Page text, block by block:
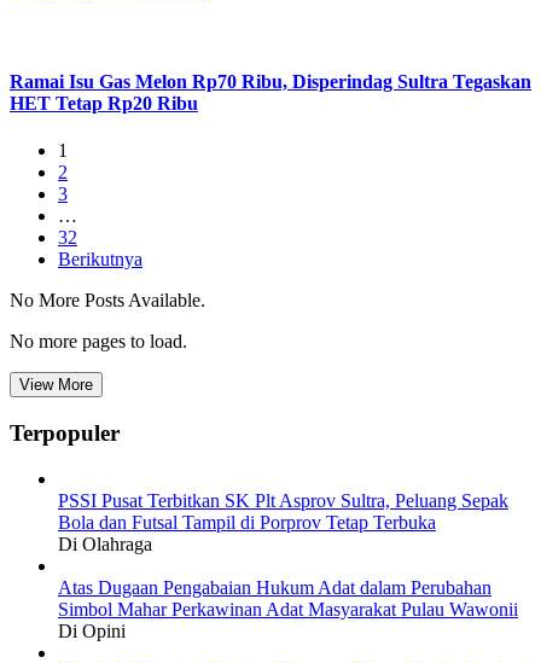
Ramai Isu Gas Melon Rp70 Ribu, Disperindag Sultra Tegaskan
HET Tetap Rp20 Ribu
1
2
3
…
32
Berikutnya
No More Posts Available.
No more pages to load.
View More
Terpopuler
PSSI Pusat Terbitkan SK Plt Asprov Sultra, Peluang Sepak
Bola dan Futsal Tampil di Porprov Tetap Terbuka
Di Olahraga
Atas Dugaan Pengabaian Hukum Adat dalam Perubahan
Simbol Mahar Perkawinan Adat Masyarakat Pulau Wawonii
Di Opini